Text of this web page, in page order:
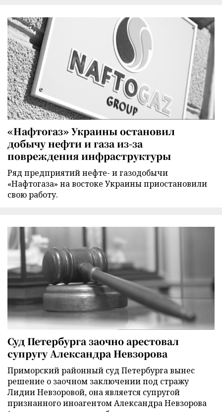
«Нафтогаз» Украины остановил
добычу нефти и газа из-за
повреждения инфраструктуры
Ряд предприятий нефте- и газодобычи
«Нафтогаза» на востоке Украины приостановили
свою работу.
Суд Петербурга заочно арестовал
супругу Александра Невзорова
Приморский районный суд Петербурга вынес
решение о заочном заключении под стражу
Лидии Невзоровой, она является супругой
признанного иноагентом Александра Невзорова